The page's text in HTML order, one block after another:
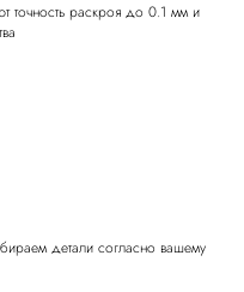
точность раскроя до 0.1 мм и
детали согласно вашему